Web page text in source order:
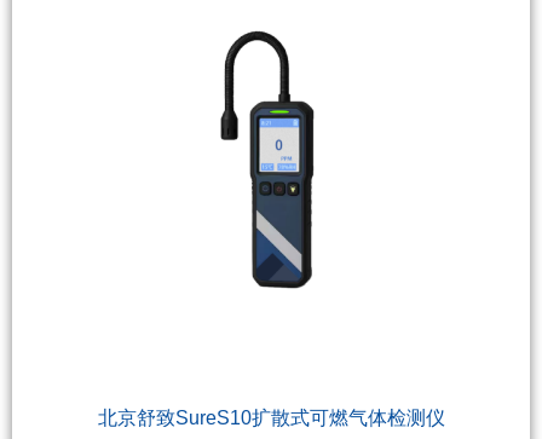
北京舒致SureS10扩散式可燃气体检测仪